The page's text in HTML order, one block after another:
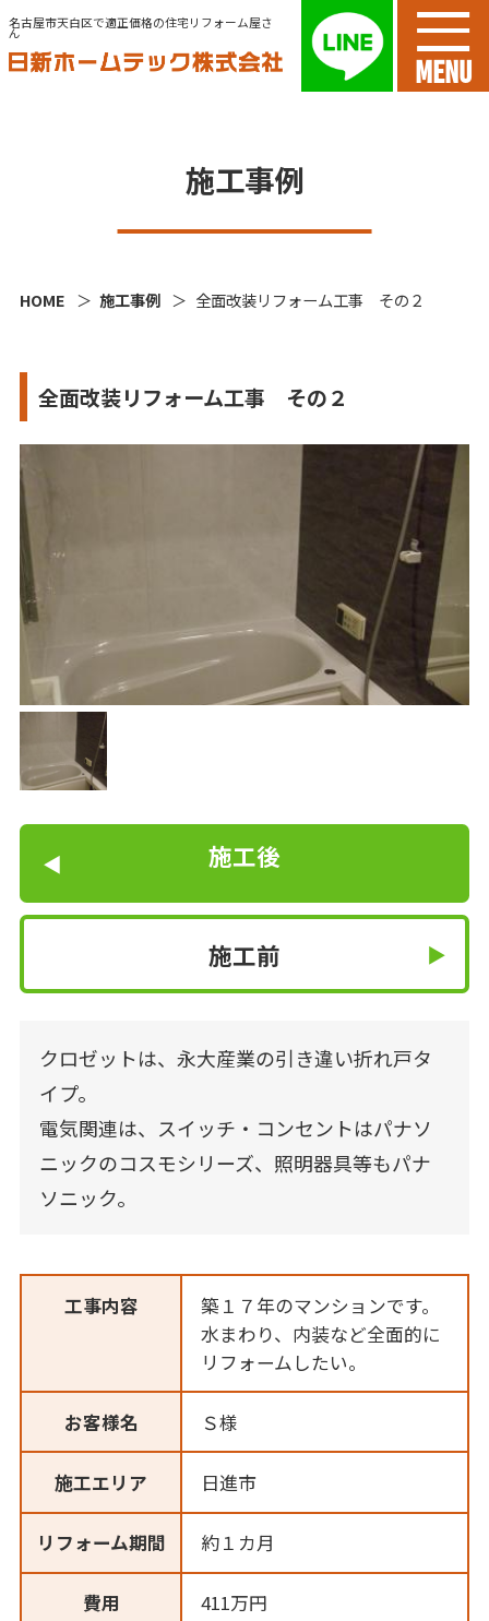
名古屋市天白区で適正価格の住宅リフォーム屋さ
ん
MENU
施工事例
HOME 施工事例 全面改装リフォーム工事 その２
全面改装リフォーム工事 その２
施工後
施工前
クロゼットは、永大産業の引き違い折れ戸タ
イプ。
電気関連は、スイッチ・コンセントはパナソ
ニックのコスモシリーズ、照明器具等もパナ
ソニック。
工事内容
築１７年のマンションです。
水まわり、内装など全面的に
リフォームしたい。
お客様名 Ｓ様
施工エリア 日進市
リフォーム期間 約１カ月
費用 411万円